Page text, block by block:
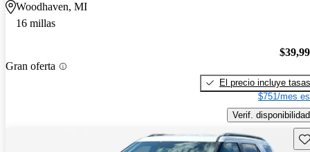
Woodhaven, MI
16 millas
Gran oferta
El precio incluye tasas
$751/mes
Verif. disponibilidad